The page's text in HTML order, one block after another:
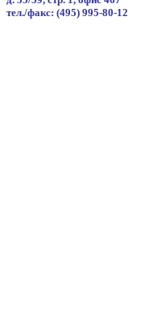
тел./факс: (495) 995-80-12